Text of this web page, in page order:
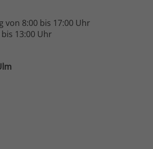
von 8:00 bis 17:00 Uhr
13:00 Uhr